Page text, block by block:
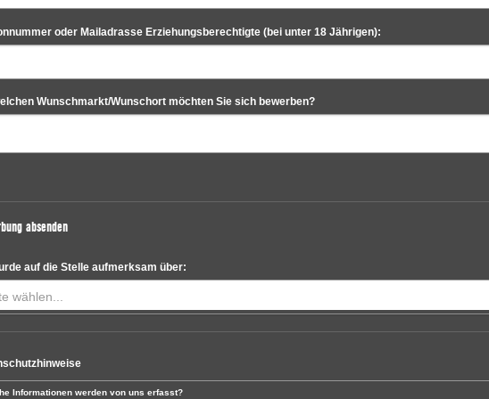
oder Mailadrasse Erziehungsberechtigte (bei unter 18 Jährigen):
Wunschmarkt/Wunschort möchten Sie sich bewerben?
absenden
auf die Stelle aufmerksam über:
wählen...
Informationen werden von uns erfasst?